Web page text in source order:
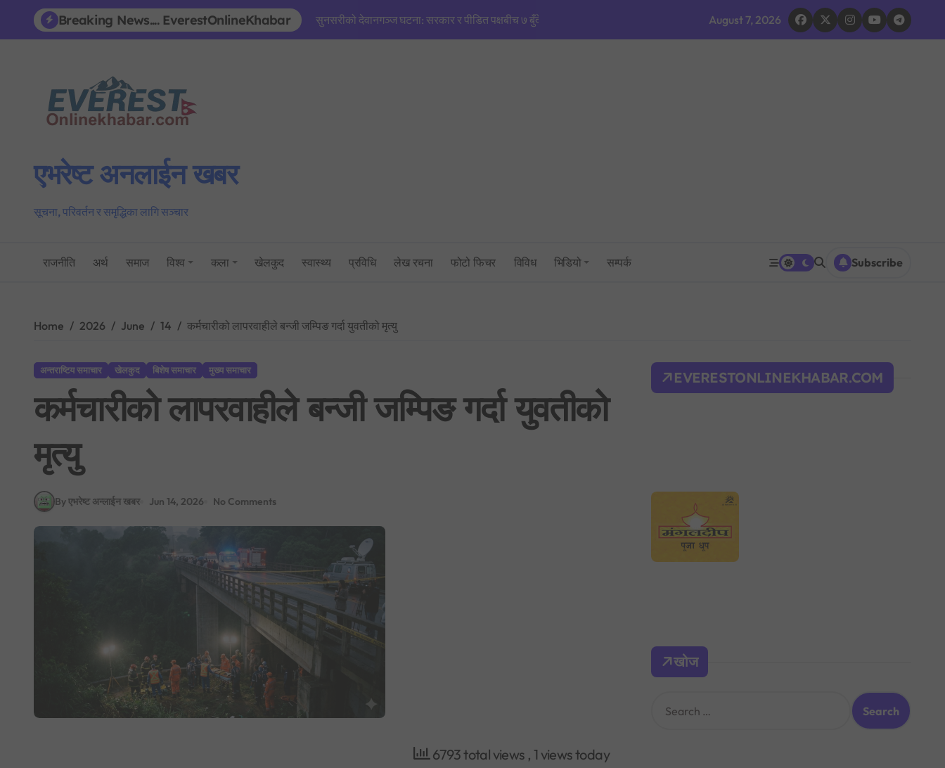
content
Breaking News.... EverestOnlineKhabar सुनसरीको देवानगञ्ज घटना: सरकार र पीडित पक्षबीच ७ बुँदे सहमति, मृतकलाई सहिद घोषणा र परिवारलाई राहत दिइने
सांसद् अरबिन्द साहविरुद्ध फेसबुकमा आक्रामक पोष्ट गर्ने अन्सारी पक्राउ
प्रधानमन्त्रीको सचिवालयबाटै अर्थ मन्त्रालय ओझेलमा: बालेन र स्वर्णिमको आन्तरिक शक्ति सङ्घर्ष सतहमा
फिफा विश्वकप २०२६: उपाधिसँगै व्यक्तिगत अवार्डमा पनि स्पेनको दबदबा, मेसीलाई ‘सिल्भर बल’ र एम्बाप्पेलाई ‘गोल्डेन बुट’
साउन १ देखि लागू हुने गरी शैक्षिक, उपचार र सेयर कारोबारसहित विभिन्न क्षेत्रमा नयाँ करका दरहरू निर्धारण
August 7, 2026
एभरेष्ट अनलाईन खबर
सूचना, परिवर्तन र समृद्धिका लागि सञ्चार
राजनीति अर्थ समाज विश्व कला खेलकुद स्वास्थ्य प्रविधि लेख रचना फोटो फिचर विविध भिडियो सम्पर्क Subscribe
Home 2026 June 14 कर्मचारीको लापरवाहीले बन्जी जम्पिङ गर्दा युवतीको मृत्यु
अन्तराष्टिय समाचार खेलकुद बिशेष समाचार मुख्य समाचार
कर्मचारीको लापरवाहीले बन्जी जम्पिङ गर्दा युवतीको
मृत्यु
By एभरेष्ट अन्लाईन खबर Jun 14, 2026 No Comments
6793 total views , 1 views today
EVERESTONLINEKHABAR.COM
खोज